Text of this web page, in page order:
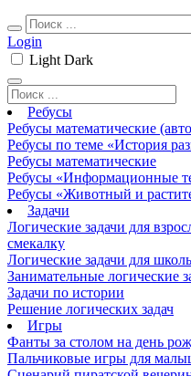
Login
Light Dark
Ребусы
Ребусы математические
Ребусы по теме «История
Ребусы математические
Ребусы «Информационные
Ребусы «Животный и
Задачи
Логические задачи для
смекалку
Логические задачи для
Занимательные логические
Задачи по истории
Решение логических задач
Игры
Фанты за столом на день
Пальчиковые игры для